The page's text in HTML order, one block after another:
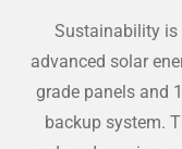
Sustainability is
advanced solar
grade panels and
backup system.